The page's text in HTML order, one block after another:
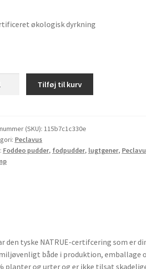
økologisk dyrkning
Tilføj til kurv
(SKU): 115b7c1c330e
Peclavus
Foddeo pudder, fodpudder, lugtgener,
den tyske NATRUE-certifcering som er
både i produktion, emballage
planter og urter og er ikke tilsat